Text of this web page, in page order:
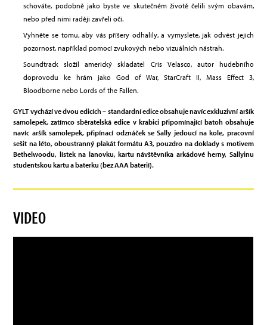
schováte, podobně jako byste ve skutečném životě čelili svým obavám,
nebo před nimi raději zavřeli oči.
Vyhněte se tomu, aby vás příšery odhalily, a vymyslete, jak odvést jejich
pozornost, například pomocí zvukových nebo vizuálních nástrah.
Soundtrack složil americký skladatel Cris Velasco, autor hudebního
doprovodu ke hrám jako God of War, StarCraft II, Mass Effect 3,
Bloodborne nebo Lords of the Fallen.
GYLT vychází ve dvou edicích – standardní edice obsahuje navíc exkluzivní aršík
samolepek, zatímco sběratelská edice v krabici připomínající batoh obsahuje
navíc aršík samolepek, připínací odznáček se Sally jedoucí na kole, pracovní
sešit na léto, oboustranný plakát formátu A3, pouzdro na doklady s motivem
Bethelwoodu, lístek na lanovku, kartu návštěvníka arkádové herny, Sallyinu
studentskou kartu a baterku (bez AAA baterií).
VIDEO